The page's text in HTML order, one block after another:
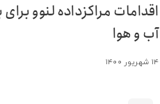
اقدامات مراکزداده لنوو
آب و هوا
۱۴ شهریور ۱۴۰۰